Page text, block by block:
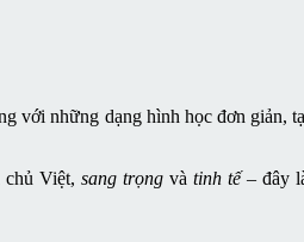
với những dạng hình học đơn giản,
chủ Việt,sang trọng và tinh tế– đây